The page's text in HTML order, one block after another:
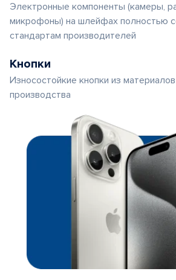
Электронные компоненты (камеры,
микрофоны) на шлейфах полностью
стандартам производителей
Кнопки
Износостойкие кнопки из
производства